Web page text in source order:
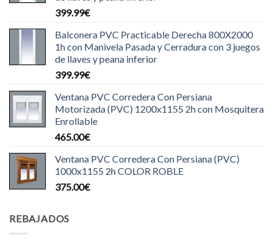
399.99€
Balconera PVC Practicable Derecha 800X2000
1h con Manivela Pasada y Cerradura con 3 juegos
de llaves y peana inferior
399.99€
Ventana PVC Corredera Con Persiana
Motorizada (PVC) 1200x1155 2h con Mosquitera
Enrollable
465.00€
Ventana PVC Corredera Con Persiana (PVC)
1000x1155 2h COLOR ROBLE
375.00€
REBAJADOS